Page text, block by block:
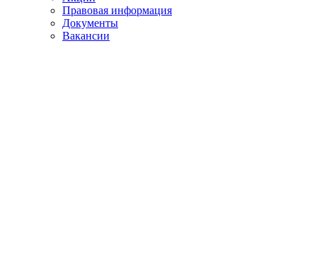
Правовая информация
Документы
Вакансии